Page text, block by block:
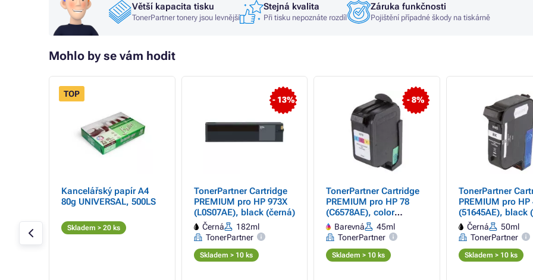
Větší kapacita tisku
TonerPartner tonery jsou levnější
Stejná kvalita
Při tisku nepoznáte rozdíl
Záruka funkčnosti
Pojištění případné škody na tiskárně
Mohlo by se vám hodit
TOP
Kancelářský papír A4
80g UNIVERSAL, 500LS
Skladem > 20 ks
- 13%
TonerPartner Cartridge
PREMIUM pro HP 973X
(L0S07AE), black (černá)
Černá
182ml
TonerPartner
Skladem > 10 ks
- 8%
TonerPartner Cartridge
PREMIUM pro HP 78
(C6578AE), color
(barevná)
Barevná
45ml
TonerPartner
Skladem > 10 ks
TonerPartner
PREMIUM pro HP
(51645AE), black
Černá
50ml
TonerPartner
Skladem > 10 ks